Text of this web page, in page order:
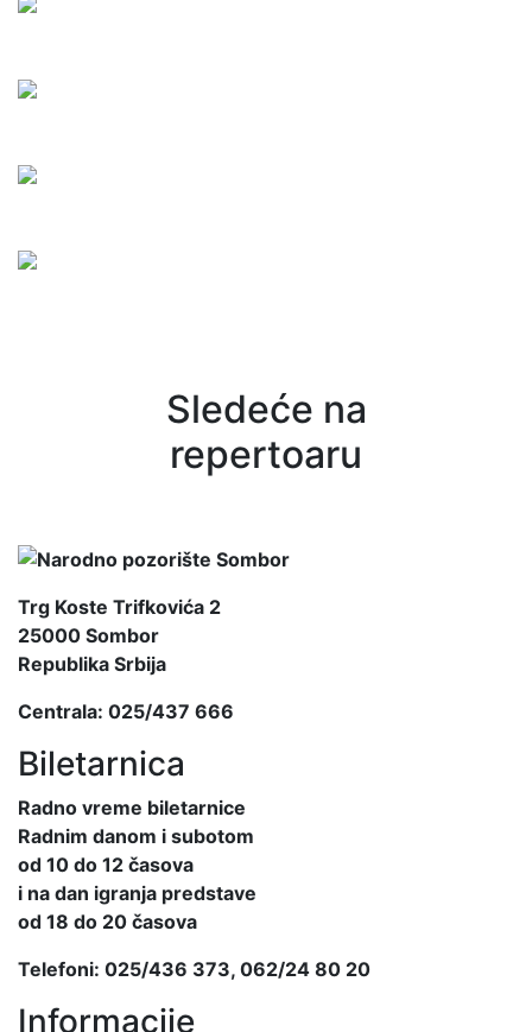
Sledeće na
repertoaru
Trg Koste Trifkovića 2
25000 Sombor
Republika Srbija
Centrala: 025/437 666
Biletarnica
Radno vreme biletarnice
Radnim danom i subotom
od 10 do 12 časova
i na dan igranja predstave
od 18 do 20 časova
Telefoni: 025/436 373, 062/24 80 20
Informacije